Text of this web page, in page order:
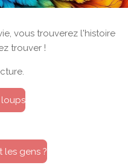
vous trouverez l'histoire
trouver !
loups
les gens ?